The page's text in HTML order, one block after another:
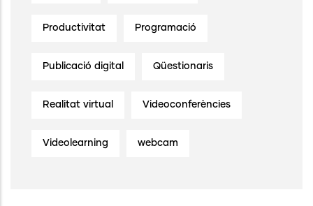
Productivitat Programació
Publicació digital Qüestionaris
Realitat virtual Videoconferències
Videolearning webcam